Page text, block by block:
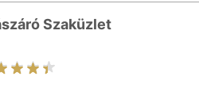
Szaküzlet